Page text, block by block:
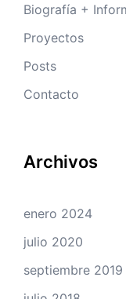
Biografía +
Proyectos
Posts
Contacto
Archivos
enero 2024
julio 2020
septiembre 2019